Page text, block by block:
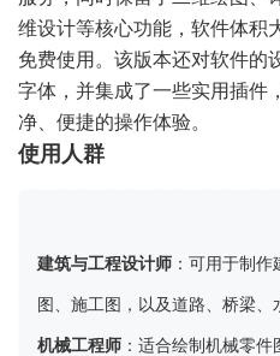
维设计等核心功能，软件体积
免费使用。该版本还对软件的
字体，并集成了一些实用插件
净、便捷的操作体验。
使用人群
建筑与工程设计师 ：可用于制
图、施工图，以及道路、桥梁、
机械工程师 ：适合绘制机械零件